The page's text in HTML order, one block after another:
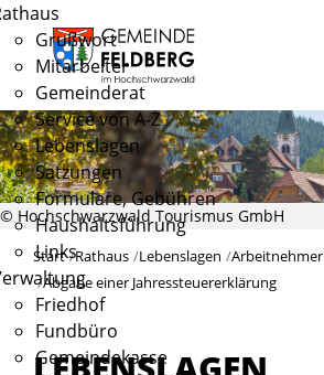
Grußwort
Mitarbeiter
Gemeinderat
Service von A-Z
Lebenslagen
Satzungen
Formulare, Gebühren
Haushaltsführung
Links
Friedhof
Fundbüro
Gemeindekasse
© Hochschwarzwald Tourismus GmbH
Start Rathaus Lebenslagen Arbeitnehmer
Abgabe einer Jahressteuererklärung